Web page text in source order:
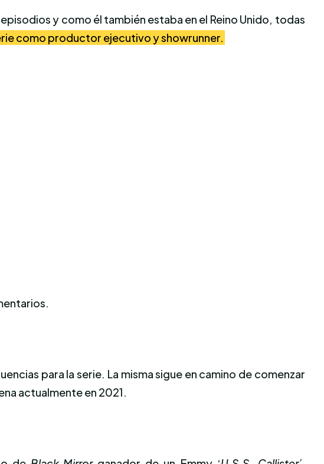
y como él también estaba en el Reino Unido, todas
como productor ejecutivo y showrunner.
para la serie. La misma sigue en camino de comenzar
actualmente en 2021.